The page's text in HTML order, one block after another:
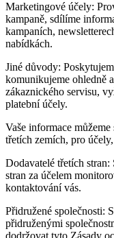
Marketingové účely:
kampaně, sdílíme
kampaních,
nabídkách.
Jiné důvody:
komunikujeme ohledně
zákaznického servisu,
platební účely.
Vaše informace
třetích zemích, pro
Dodavatelé třetích
stran za účelem
kontaktování vás.
Přidružené společnosti:
přidruženými
dodržovat tyto Zásady